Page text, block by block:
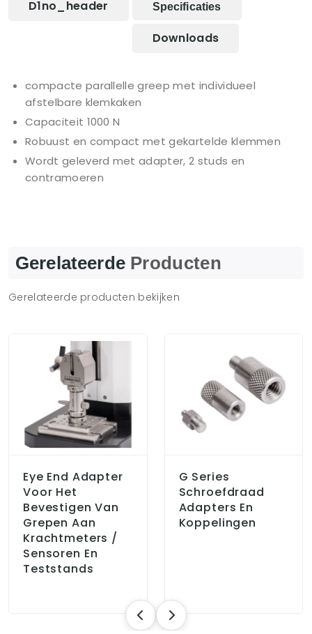
D1no_header Specificaties
Downloads
compacte parallelle greep met individueel
afstelbare klemkaken
Capaciteit 1000 N
Robuust en compact met gekartelde klemmen
Wordt geleverd met adapter, 2 studs en
contramoeren
Gerelateerde Producten
Gerelateerde producten bekijken
Eye End Adapter
Voor Het
Bevestigen Van
Grepen Aan
Krachtmeters /
Sensoren En
Teststands
G Series
Schroefdraad
Adapters En
Koppelingen